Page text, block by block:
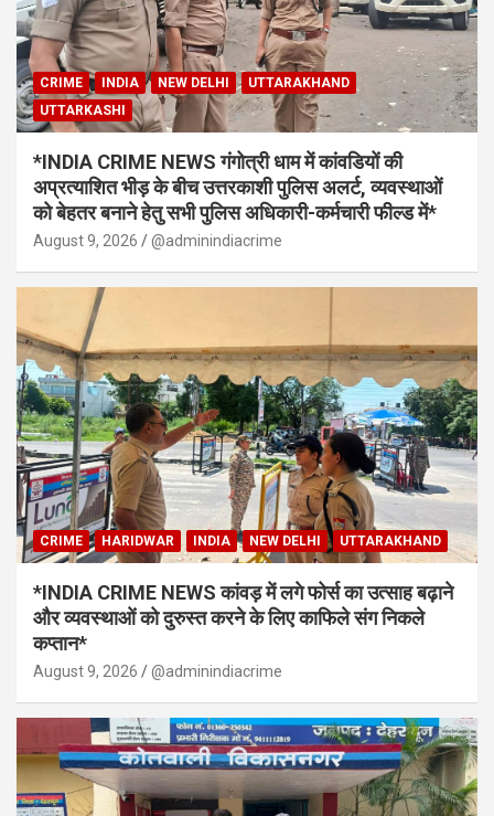
CRIME INDIA NEW DELHI
UTTARAKHAND
UTTARKASHI
*INDIA CRIME NEWS गंगोत्री धाम में कांवडियों की
अप्रत्याशित भीड़ के बीच उत्तरकाशी पुलिस अलर्ट, व्यवस्थाओं
को बेहतर बनाने हेतु सभी पुलिस अधिकारी-कर्मचारी फील्ड में*
August 9, 2026 @adminindiacrime
CRIME HARIDWAR INDIA NEW DELHI UTTARAKHAND
*INDIA CRIME NEWS कांवड़ में लगे फोर्स का उत्साह बढ़ाने
और व्यवस्थाओं को दुरुस्त करने के लिए काफिले संग निकले
कप्तान*
August 9, 2026 @adminindiacrime